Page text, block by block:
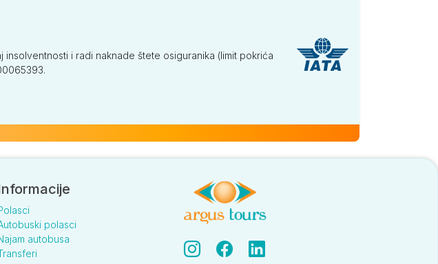
insolventnosti i radi naknade štete osiguranika (limit pokrića
polasci
autobusa